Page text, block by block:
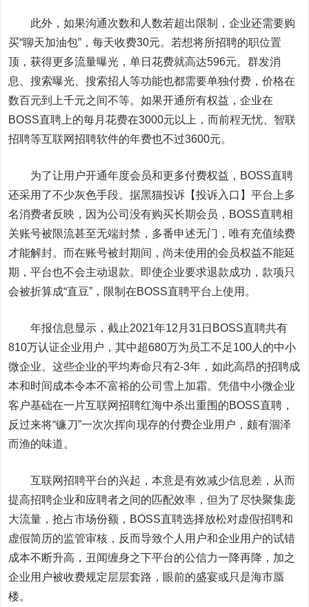
此外，如果沟通次数和人数若超出限制，企业还需要购
买“聊天加油包”，每天收费30元。若想将所招聘的职位置
顶，获得更多流量曝光，单日花费就高达596元。群发消
息、搜索曝光、搜索招人等功能也都需要单独付费，价格在
数百元到上千元之间不等。如果开通所有权益，企业在
BOSS直聘上的每月花费在3000元以上，而前程无忧、智联
招聘等互联网招聘软件的年费也不过3600元。
为了让用户开通年度会员和更多付费权益，BOSS直聘
还采用了不少灰色手段。据黑猫投诉【投诉入口】平台上多
名消费者反映，因为公司没有购买长期会员，BOSS直聘相
关账号被限流甚至无端封禁，多番申述无门，唯有充值续费
才能解封。而在账号被封期间，尚未使用的会员权益不能延
期，平台也不会主动退款。即使企业要求退款成功，款项只
会被折算成“直豆”，限制在BOSS直聘平台上使用。
年报信息显示，截止2021年12月31日BOSS直聘共有
810万认证企业用户，其中超680万为员工不足100人的中小
微企业。这些企业的平均寿命只有2-3年，如此高昂的招聘成
本和时间成本令本不富裕的公司雪上加霜。凭借中小微企业
客户基础在一片互联网招聘红海中杀出重围的BOSS直聘，
反过来将“镰刀”一次次挥向现存的付费企业用户，颇有涸泽
而渔的味道。
互联网招聘平台的兴起，本意是有效减少信息差，从而
提高招聘企业和应聘者之间的匹配效率，但为了尽快聚集庞
大流量，抢占市场份额，BOSS直聘选择放松对虚假招聘和
虚假简历的监管审核，反而导致个人用户和企业用户的试错
成本不断升高，丑闻缠身之下平台的公信力一降再降，加之
企业用户被收费规定层层套路，眼前的盛宴或只是海市蜃
楼。